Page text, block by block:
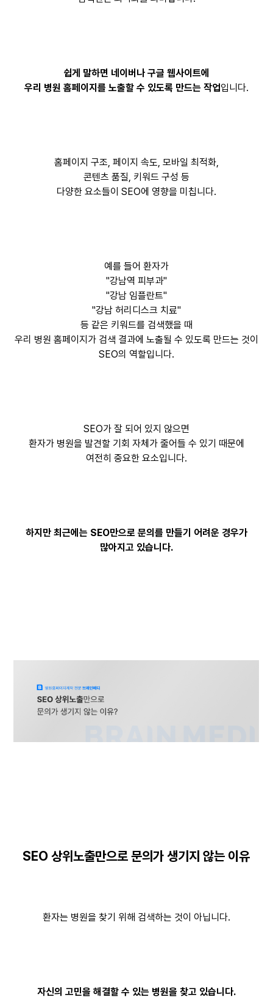
쉽게 말하면 네이버나 구글 웹사이트에
우리 병원 홈페이지를 노출할 수 있도록 만드는 작업입니다.
홈페이지 구조, 페이지 속도, 모바일 최적화,
콘텐츠 품질, 키워드 구성 등
다양한 요소들이 SEO에 영향을 미칩니다.
예를 들어 환자가
"강남역 피부과"
"강남 임플란트"
"강남 허리디스크 치료"
등 같은 키워드를 검색했을 때
우리 병원 홈페이지가 검색 결과에 노출될 수 있도록 만드는 것이
SEO의 역할입니다.
SEO가 잘 되어 있지 않으면
환자가 병원을 발견할 기회 자체가 줄어들 수 있기 때문에
여전히 중요한 요소입니다.
하지만 최근에는 SEO만으로 문의를 만들기 어려운 경우가
많아지고 있습니다.
SEO 상위노출만으로 문의가 생기지 않는 이유
환자는 병원을 찾기 위해 검색하는 것이 아닙니다.
자신의 고민을 해결할 수 있는 병원을 찾고 있습니다.